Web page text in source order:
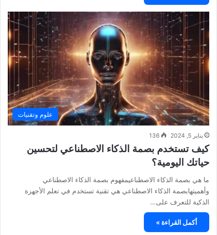
علوم وتقنيات
يناير 5, 2024 136
كيف تستخدم بصمة الذكاء الاصطناعي لتحسين
حياتك اليومية؟
ما هي بصمة الذكاء الاصطناعيمفهوم بصمة الذكاء الاصطناعي
وأهميتهابصمة الذكاء الاصطناعي هي تقنية تستخدم في تعلم الأجهزة
الذكية للتعرف على…
أكمل القراءة »